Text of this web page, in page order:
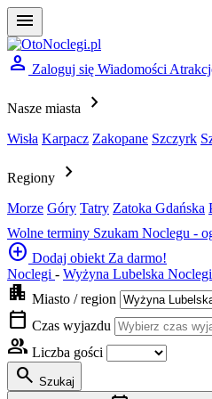
menu
person Zaloguj się Wiadomości
Nasze miasta chevron_right
Wisła Karpacz Zakopane Szczyrk
Regiony chevron_right
Morze Góry Tatry Zatoka Gdańska
Wolne terminy Szukam Noclegu -
add_circle Dodaj obiekt Za darmo!
Noclegi - Wyżyna Lubelska Noclegi
apartment Miasto / region
calendar_today Czas wyjazdu
group Liczba gości
search Szukaj